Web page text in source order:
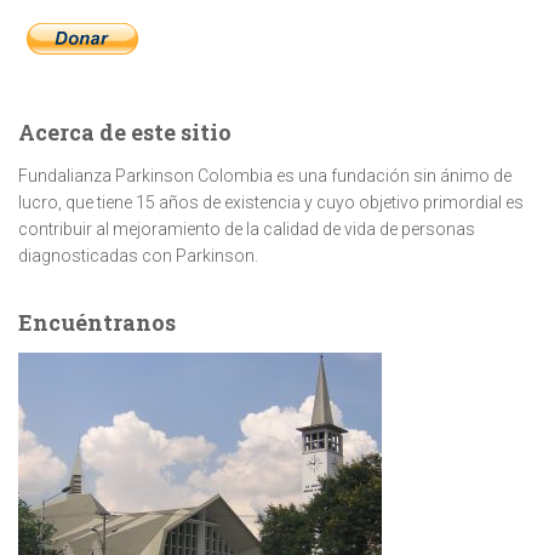
Acerca de este sitio
Fundalianza Parkinson Colombia es una fundación sin ánimo de
lucro, que tiene 15 años de existencia y cuyo objetivo primordial es
contribuir al mejoramiento de la calidad de vida de personas
diagnosticadas con Parkinson.
Encuéntranos